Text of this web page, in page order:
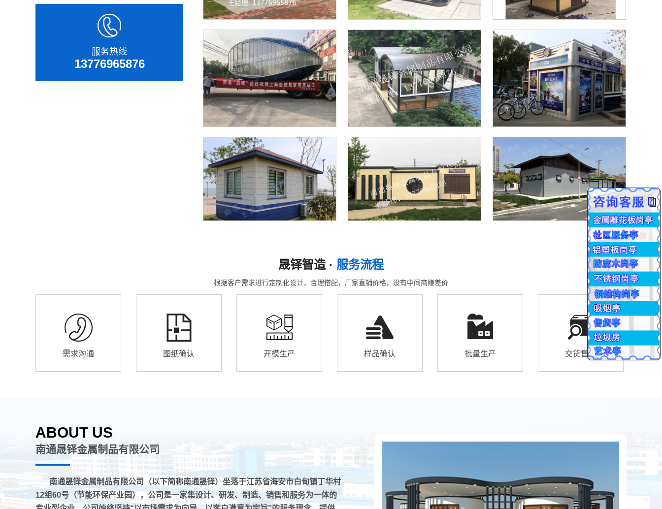
服务热线
13776965876
晟铎智造 · 服务流程
根据客户需求进行定制化设计，合理搭配，厂家直销价格，没有中间商赚差价
需求沟通 图纸确认 开模生产 样品确认 批量生产 交货售后
ABOUT US
南通晟铎金属制品有限公司
南通晟铎金属制品有限公司（以下简称南通晟铎）坐落于江苏省海安市白甸镇丁华村
12组60号（节能环保产业园），公司是一家集设计、研发、制造、销售和服务为一体的